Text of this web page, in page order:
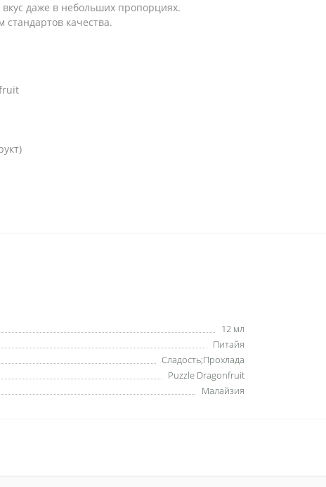
даже в небольших пропорциях.
качества.
12 мл
Питайя
Сладость;Прохлада
Puzzle Dragonfruit
Малайзия